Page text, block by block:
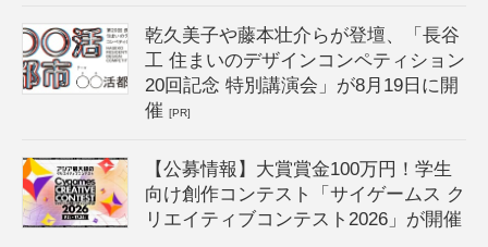
乾久美子や藤本壮介らが登壇、「長谷
工 住まいのデザインコンペティション
20回記念 特別講演会」が8月19日に開
催[PR]
【公募情報】大賞賞金100万円！学生
向け創作コンテスト「サイゲームス ク
リエイティブコンテスト2026」が開催